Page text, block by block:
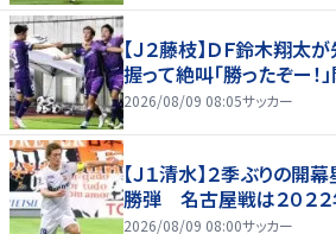
【Ｊ２藤枝】ＤＦ鈴木翔
握って絶叫「勝ったぞー！
2026/08/09 08:05サッカー
【Ｊ１清水】２季ぶりの
勝弾 名古屋戦は２０２
2026/08/09 08:00サッカー